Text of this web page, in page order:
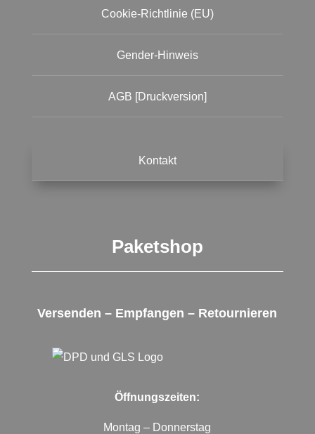
Cookie-Richtlinie (EU)
Gender-Hinweis
AGB [Druckversion]
Kontakt
Paketshop
Versenden – Empfangen – Retournieren
Öffnungszeiten:
Montag – Donnerstag